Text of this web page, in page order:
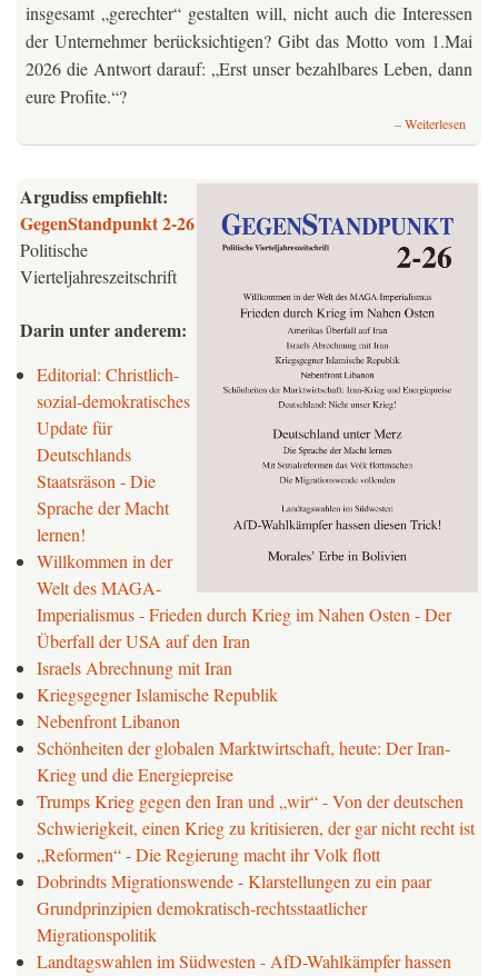
insgesamt „gerechter“ gestalten will, nicht auch die Interessen
der Unternehmer berücksichtigen? Gibt das Motto vom 1.Mai
2026 die Antwort darauf: „Erst unser bezahlbares Leben, dann
eure Profite.“?
Weiterlesenüber
Die
Argudiss empfiehlt:
GegenStandpunkt2-26
Politische
Vierteljahreszeitschrift
Darin unter anderem:
Editorial: Christlich-
sozial-demokratisches
Update für
Deutschlands
Staatsräson - Die
Sprache der Macht
lernen!
Willkommen in der
Welt des MAGA-
Imperialismus - Frieden durch Krieg im Nahen Osten - Der
Überfall der USA auf den Iran
Israels Abrechnung mit Iran
Kriegsgegner Islamische Republik
Nebenfront Libanon
Schönheiten der globalen Marktwirtschaft, heute: Der Iran-
Krieg und die Energiepreise
Trumps Krieg gegen den Iran und „wir“ - Von der deutschen
Schwierigkeit, einen Krieg zu kritisieren, der gar nicht recht ist
„Reformen“ - Die Regierung macht ihr Volk flott
Dobrindts Migrationswende - Klarstellungen zu ein paar
Grundprinzipien demokratisch-rechtsstaatlicher
Migrationspolitik
Landtagswahlen im Südwesten - AfD-Wahlkämpfer hassen